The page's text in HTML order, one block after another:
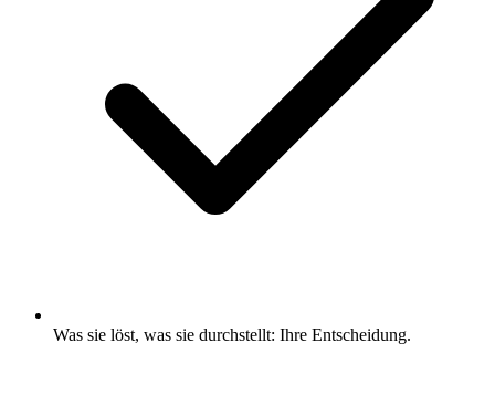
Was sie löst, was sie durchstellt: Ihre Entscheidung.